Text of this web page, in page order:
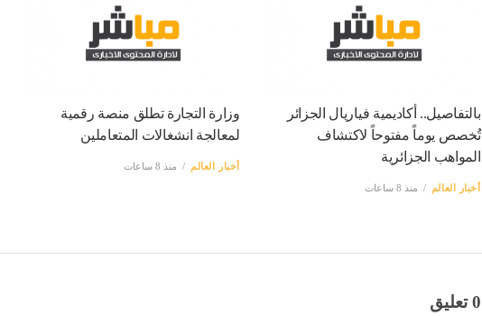
بالتفاصيل.. أكاديمية فياريال الجزائر
تُخصص يوماً مفتوحاً لاكتشاف
المواهب الجزائرية
أخبار العالم منذ 8 ساعات
وزارة التجارة تطلق منصة رقمية
لمعالجة انشغالات المتعاملين
أخبار العالم منذ 8 ساعات
0 تعليق